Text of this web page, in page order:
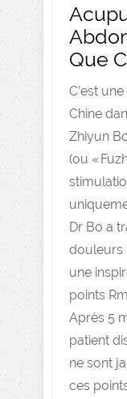
Que
C’est
Chine
Zhiyun
(ou «
Dr Bo a
douleurs
une
points
Après 5
patient
ne sont
ces